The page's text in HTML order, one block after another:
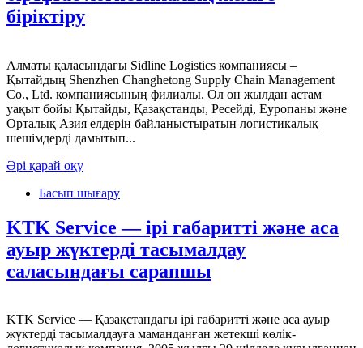
біріктіру
Алматы қаласындағы Sidline Logistics компаниясы –
Қытайдың Shenzhen Changhetong Supply Chain Management
Co., Ltd. компаниясының филиалы. Ол он жылдан астам
уақыт бойы Қытайды, Қазақстанды, Ресейді, Еуропаны және
Орталық Азия елдерін байланыстыратын логистикалық
шешімдерді дамытып...
Әрі қарай оқу
Басып шығару
KTK Service — ірі габаритті және аса
ауыр жүктерді тасымалдау
саласындағы сарапшы
KTK Service — Қазақстандағы ірі габаритті және аса ауыр
жүктерді тасымалдауға маманданған жетекші көлік-